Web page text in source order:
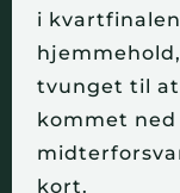
i
tvunget til
kommet
kort.